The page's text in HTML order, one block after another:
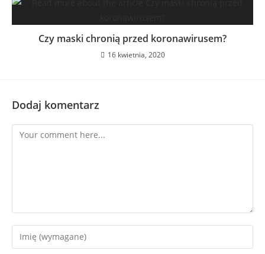
Czy maski chronią przed koronawirusem?
16 kwietnia, 2020
Dodaj komentarz